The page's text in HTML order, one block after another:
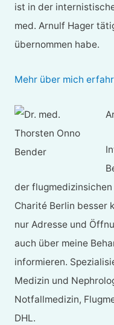
ist in der
med. Arnulf Hager
übernommen habe.
Mehr über mich
der
Charité Berlin besser
nur Adresse und
auch über meine
informieren.
Medizin und
Notfallmedizin,
DHL.